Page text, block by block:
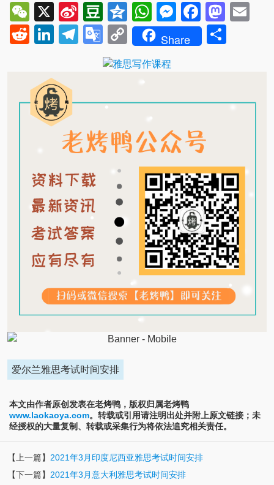
WeChat
X
Sina
Weibo
Douban
QzoneWhatsApp
Messenger
RedditLinkedIn
Telegram
Google
Translate
Copy
Link
Share
爱尔兰雅思考试时间安排
本文由作者原创发表在老烤鸭，版权归属老烤鸭
www.laokaoya.com。转载或引用请注明出处并附上原文链接；未
经授权的大量复制、转载或采集行为将依法追究相关责任。
【上一篇】 2021年3月印度尼西亚雅思考试时间安排
【下一篇】 2021年3月意大利雅思考试时间安排